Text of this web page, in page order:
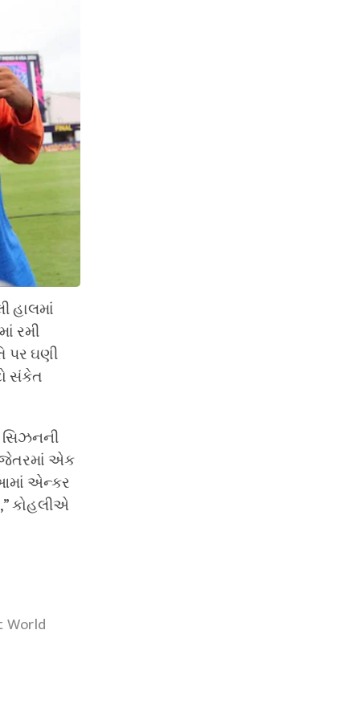
હાલમાં
રમી
પર ઘણી
સંકેત
સિઝનની
એક
આમાં એન્કર
કોહલીએ
World